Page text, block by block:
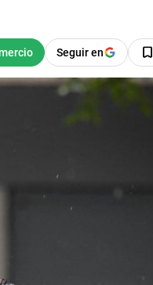
Seguir en